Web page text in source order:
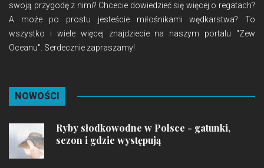
swoją przygodę z nimi? Chcecie dowiedzieć się więcej o regatach?
A może po prostu jesteście miłośnikami wędkarstwa? To
wszystko i wiele więcej znajdziecie na naszym portalu "Zew
Oceanu". Serdecznie zapraszamy!
NOWOŚCI
Ryby słodkowodne w Polsce - gatunki,
sezon i gdzie występują